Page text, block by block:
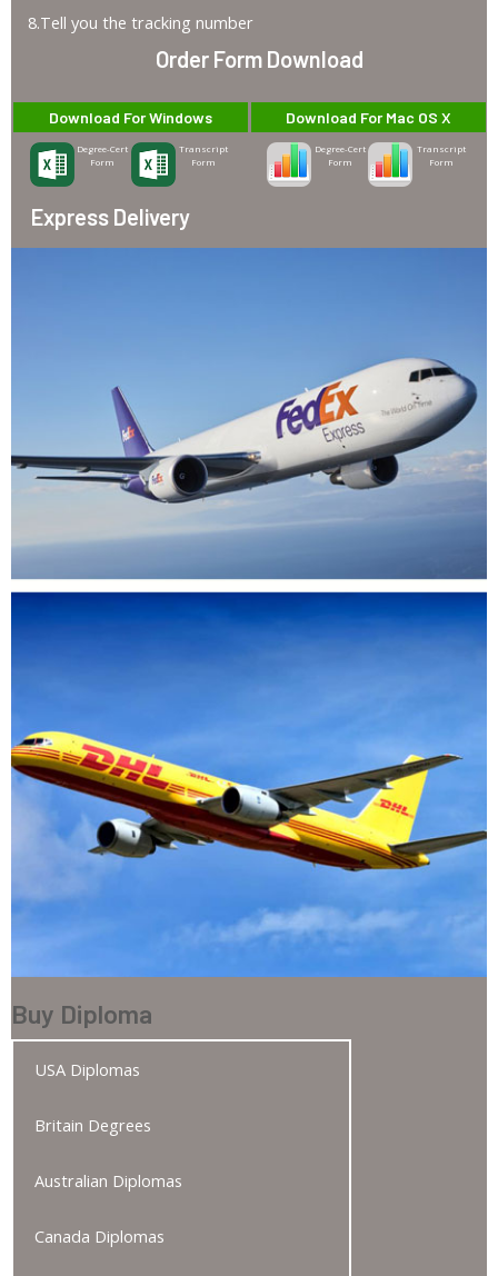
8.Tell you the tracking number
Order Form Download
Download For Windows
Degree-Cert
Form
Transcript
Form
Download For Mac OS X
Degree-Cert
Form
Transcript
Form
Express Delivery
Buy Diploma
USA Diplomas
Britain Degrees
Australian Diplomas
Canada Diplomas